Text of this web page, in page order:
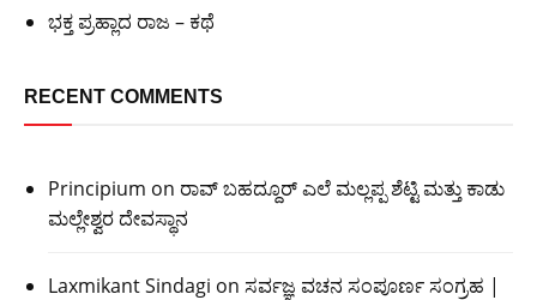
ಭಕ್ತ ಪ್ರಹ್ಲಾದ ರಾಜ – ಕಥೆ
RECENT COMMENTS
Principium on ರಾವ್ ಬಹದ್ದೂರ್ ಎಲೆ ಮಲ್ಲಪ್ಪ ಶೆಟ್ಟಿ ಮತ್ತು ಕಾಡು
ಮಲ್ಲೇಶ್ವರ ದೇವಸ್ಥಾನ
Laxmikant Sindagi on ಸರ್ವಜ್ಞ ವಚನ ಸಂಪೂರ್ಣ ಸಂಗ್ರಹ |